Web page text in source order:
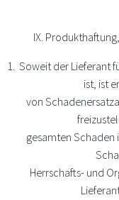
IX.
Soweit der Lieferant
ist, ist
von
gesamten Schaden
Herrschafts- und